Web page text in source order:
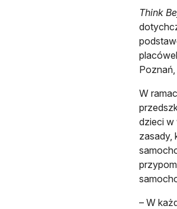
Think
W
dzieci w
zasady,
– W